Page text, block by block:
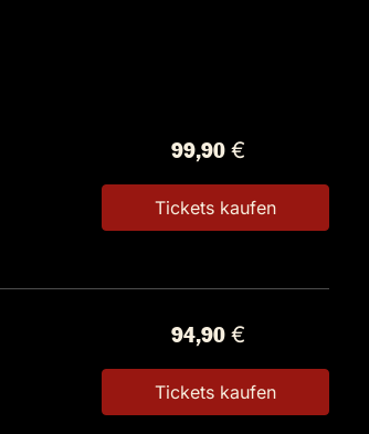
99,90 €
Tickets kaufen
94,90 €
Tickets kaufen